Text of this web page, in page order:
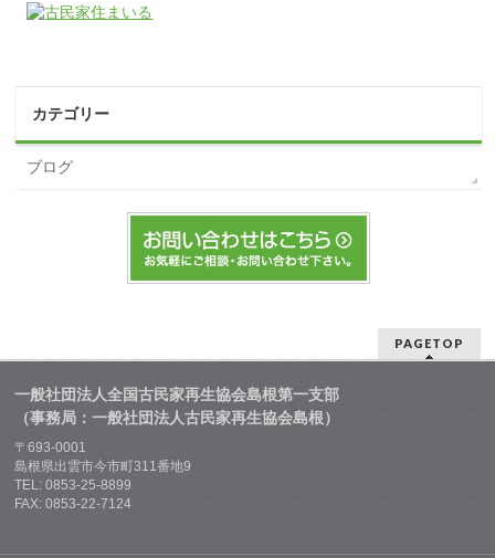
カテゴリー
ブログ
PAGETOP
一般社団法人全国古民家再生協会島根第一支部
（事務局：一般社団法人古民家再生協会島根）
〒693-0001
島根県出雲市今市町311番地9
TEL: 0853-25-8899
FAX: 0853-22-7124